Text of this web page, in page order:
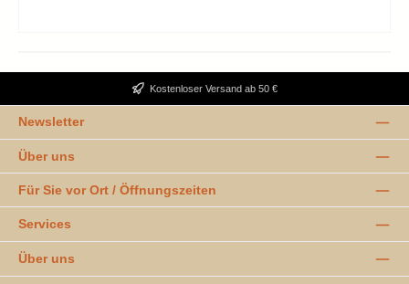
Kostenloser Versand ab 50 €
Newsletter
Über uns
Für Sie vor Ort / Öffnungszeiten
Services
Über uns